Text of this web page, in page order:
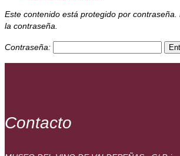
Este contenido está protegido por
la contraseña.
Contraseña:
Contacto